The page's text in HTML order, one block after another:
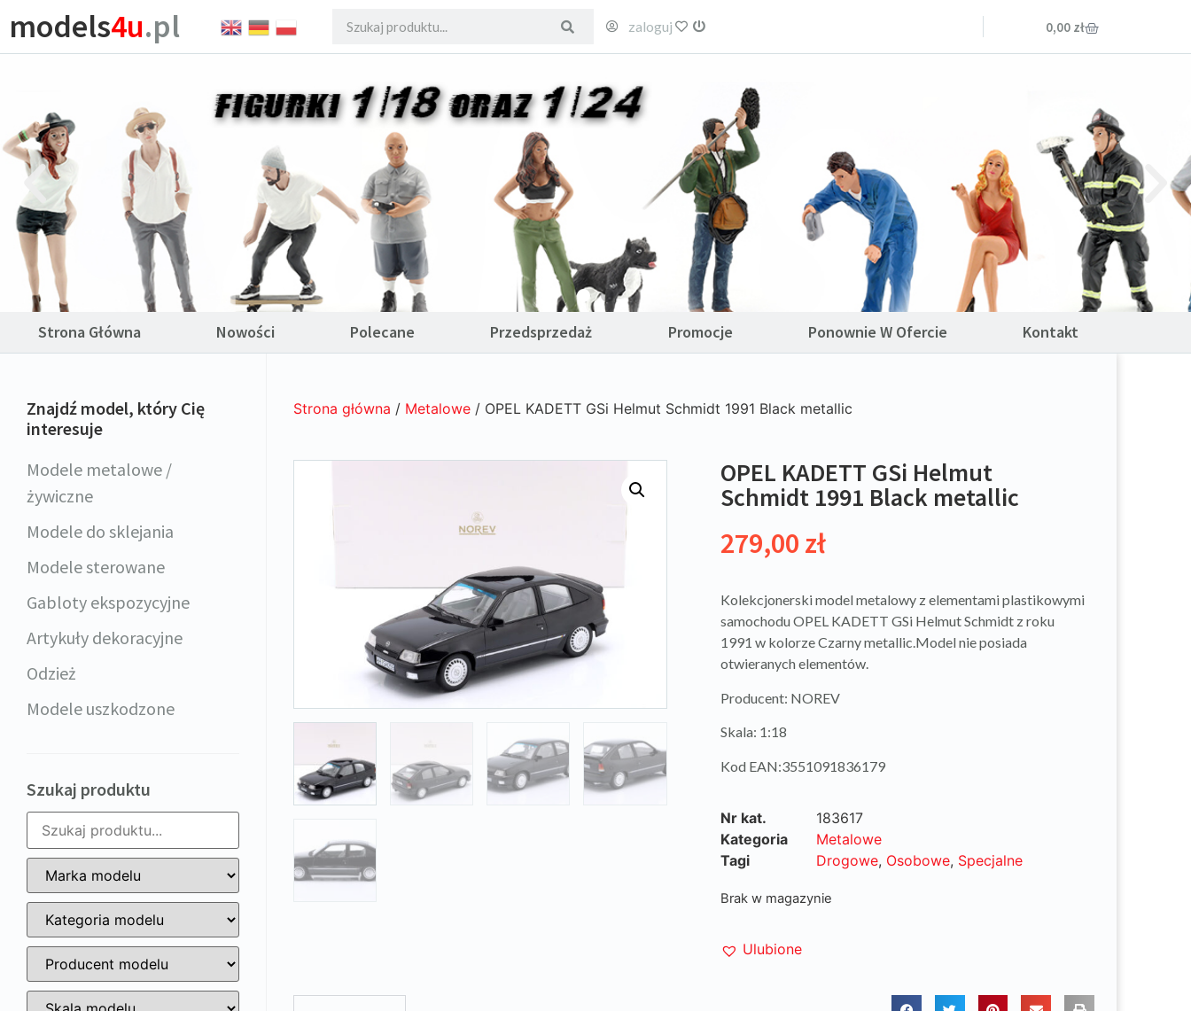
models4u.pl zaloguj ulubione 0,00 zł
Strona Główna Nowości Polecane Przedsprzedaż Promocje Ponownie W Ofercie Kontakt
Znajdź model, który Cię
interesuje
Modele metalowe /
żywiczne
Modele do sklejania
Modele sterowane
Gabloty ekspozycyjne
Artykuły dekoracyjne
Odzież
Modele uszkodzone
Szukaj produktu
Strona główna / Metalowe/ OPEL KADETT GSi Helmut Schmidt 1991 Black metallic
OPEL KADETT GSi Helmut
Schmidt 1991 Black metallic
279,00 zł
Kolekcjonerski model metalowy z elementami plastikowymi
samochodu OPEL KADETT GSi Helmut Schmidt z roku
1991 w kolorze Czarny metallic.Model nie posiada
otwieranych elementów.
Producent: NOREV
Skala: 1:18
Kod EAN:3551091836179
Nr kat.
183617
Kategoria
Metalowe
Tagi
Drogowe, Osobowe, Specjalne
Brak w magazynie
Ulubione